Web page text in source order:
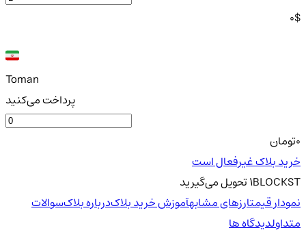
0$
Toman
پرداخت می‌کنید
تومان
خرید بلاک‌ غیرفعال است
1BLOCKSTتحویلمی‌گیرید
نمودار قیمتارزهای مشابهآموزش خرید بلاک‌درباره بلاک‌سوالات
متداولدیدگاه ها